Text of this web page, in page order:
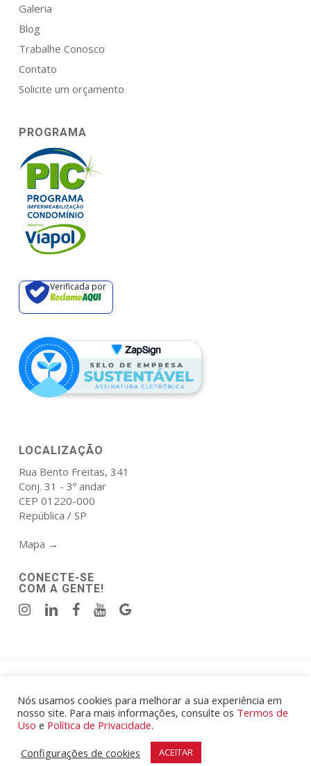
Galeria
Blog
Trabalhe Conosco
Contato
Solicite um orçamento
PROGRAMA
Verificada por
LOCALIZAÇÃO
Rua Bento Freitas, 341
Conj. 31 - 3º andar
CEP 01220-000
República / SP
Mapa →
CONECTE-SE
COM A GENTE!
© 2026 Atala Elmor Engenharia e Construcoes Eireli - CNPJ:
00.567.425/0001-87.
Todos os Direitos Reservados.
Marcel Arduin Design
Nós usamos cookies para melhorar a sua experiência em
nosso site. Para mais informações, consulte os Termos de
Uso e Política de Privacidade.
Configurações de cookies
ACEITAR